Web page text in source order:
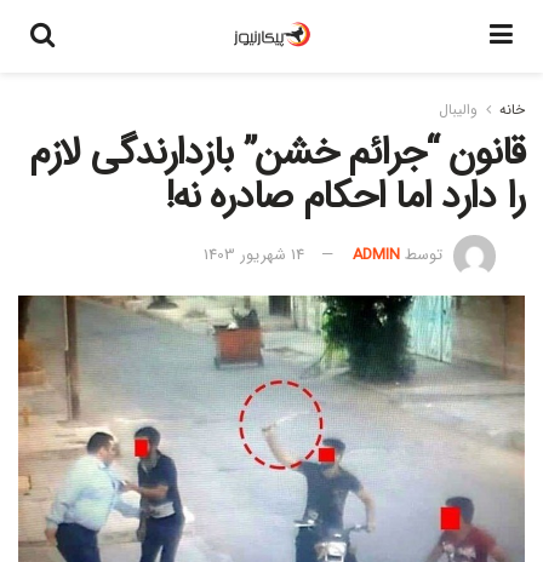
خانه والیبال
قانون “جرائم خشن” بازدارندگی لازم
را دارد اما احکام صادره نه!
توسطADMIN 14 شهریور 1403